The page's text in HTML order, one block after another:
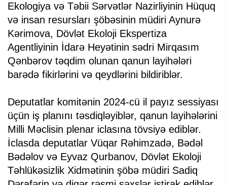
Ekologiya və Təbii Sərvətlər Nazirliyinin Hüquq
və insan resursları şöbəsinin müdiri Aynurə
Kərimova, Dövlət Ekoloji Ekspertiza
Agentliyinin İdarə Heyətinin sədri Mirqasım
Qənbərov təqdim olunan qanun layihələri
barədə fikirlərini və qeydlərini bildiriblər.
Deputatlar komitənin 2024-cü il payız sessiyası
üçün iş planını təsdiqləyiblər, qanun layihələrini
Milli Məclisin plenar iclasına tövsiyə ediblər.
İclasda deputatlar Vüqar Rəhimzadə, Bədəl
Bədəlov və Eyvaz Qurbanov, Dövlət Ekoloji
Təhlükəsizlik Xidmətinin şöbə müdiri Sadiq